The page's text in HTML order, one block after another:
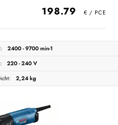
198.79
2400 - 9700 min-1
220 - 240 V
2,24 kg